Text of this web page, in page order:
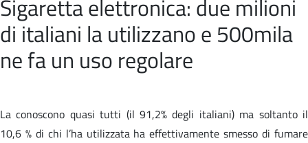
Sigaretta elettronica: due milioni
di italiani la utilizzano e 500mila
ne fa un uso regolare
La conoscono quasi tutti (il 91,2% degli italiani) ma soltanto il
10,6 % di chi l’ha utilizzata ha effettivamente smesso di fumare